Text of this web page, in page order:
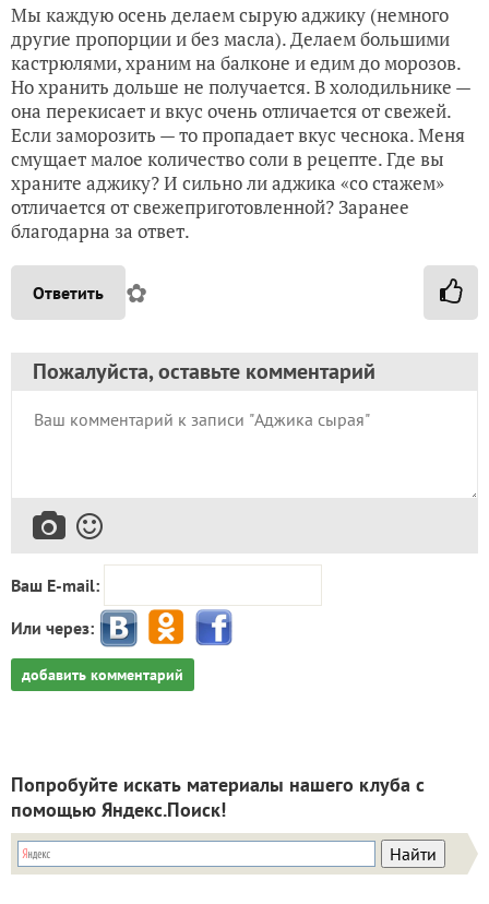
Мы каждую осень делаем сырую аджику (немного
другие пропорции и без масла). Делаем большими
кастрюлями, храним на балконе и едим до морозов.
Но хранить дольше не получается. В холодильнике —
она перекисает и вкус очень отличается от свежей.
Если заморозить — то пропадает вкус чеснока. Меня
смущает малое количество соли в рецепте. Где вы
храните аджику? И сильно ли аджика «со стажем»
отличается от свежеприготовленной? Заранее
благодарна за ответ.
Ответить ✿
Пожалуйста, оставьте комментарий
Ваш E-mail:
Или через:
добавить комментарий
Попробуйте искать материалы нашего клуба с
помощью Яндекс.Поиск!